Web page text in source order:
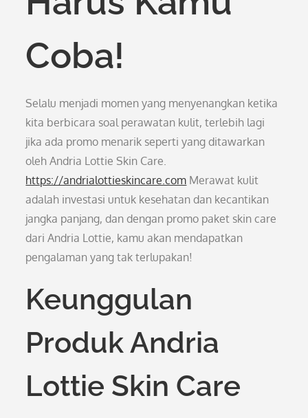
Coba!
Selalu menjadi momen yang menyenangkan ketika
kita berbicara soal perawatan kulit, terlebih lagi
jika ada promo menarik seperti yang ditawarkan
oleh Andria Lottie Skin Care.
https://andrialottieskincare.com Merawat kulit
adalah investasi untuk kesehatan dan kecantikan
jangka panjang, dan dengan promo paket skin care
dari Andria Lottie, kamu akan mendapatkan
pengalaman yang tak terlupakan!
Keunggulan
Produk Andria
Lottie Skin Care